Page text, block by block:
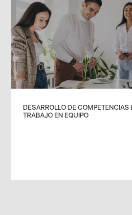
DESARROLLO DE COMPETENCIAS
TRABAJO EN EQUIPO